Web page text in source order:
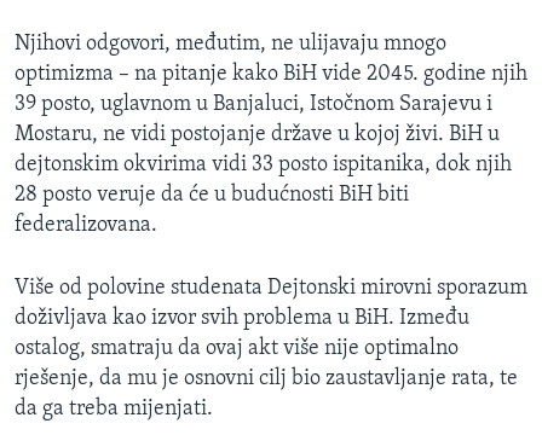
Njihovi odgovori, međutim, ne ulijavaju mnogo
optimizma – na pitanje kako BiH vide 2045. godine njih
39 posto, uglavnom u Banjaluci, Istočnom Sarajevu i
Mostaru, ne vidi postojanje države u kojoj živi. BiH u
dejtonskim okvirima vidi 33 posto ispitanika, dok njih
28 posto veruje da će u budućnosti BiH biti
federalizovana.
Više od polovine studenata Dejtonski mirovni sporazum
doživljava kao izvor svih problema u BiH. Između
ostalog, smatraju da ovaj akt više nije optimalno
rješenje, da mu je osnovni cilj bio zaustavljanje rata, te
da ga treba mijenjati.